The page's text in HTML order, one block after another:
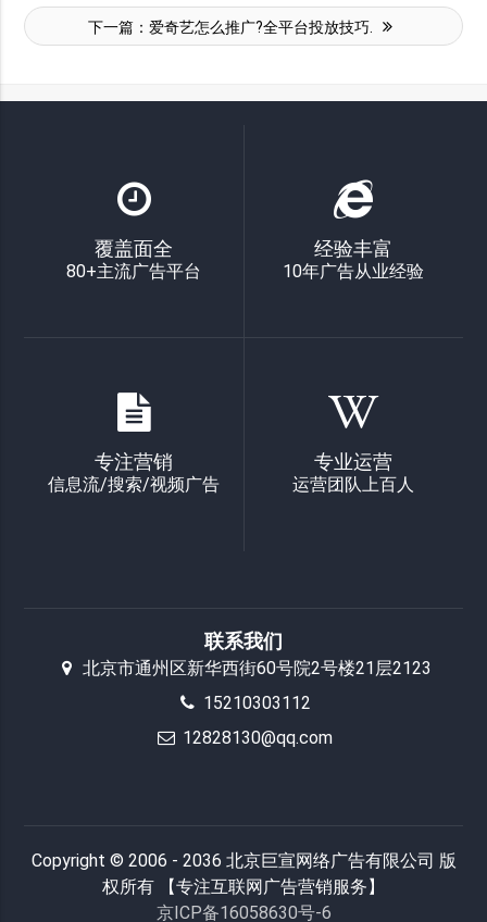
下一篇：爱奇艺怎么推广?全平台投放技巧.
覆盖面全
80+主流广告平台
经验丰富
10年广告从业经验
专注营销
信息流/搜索/视频广告
专业运营
运营团队上百人
联系我们
北京市通州区新华西街60号院2号楼21层2123
15210303112
12828130@qq.com
Copyright © 2006 - 2036 北京巨宣网络广告有限公司 版
权所有 【专注互联网广告营销服务】
京ICP备16058630号-6